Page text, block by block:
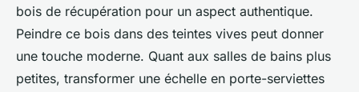
bois de récupération pour un aspect authentique.
Peindre ce bois dans des teintes vives peut donner
une touche moderne. Quant aux salles de bains plus
petites, transformer une échelle en porte-serviettes